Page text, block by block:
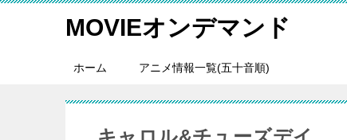
MOVIEオンデマンド
ホーム アニメ情報一覧(五十音順)